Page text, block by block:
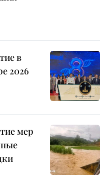
в
2026
мер